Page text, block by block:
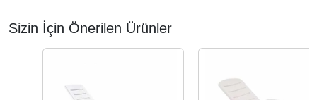
Sizin İçin Önerilen Ürünler